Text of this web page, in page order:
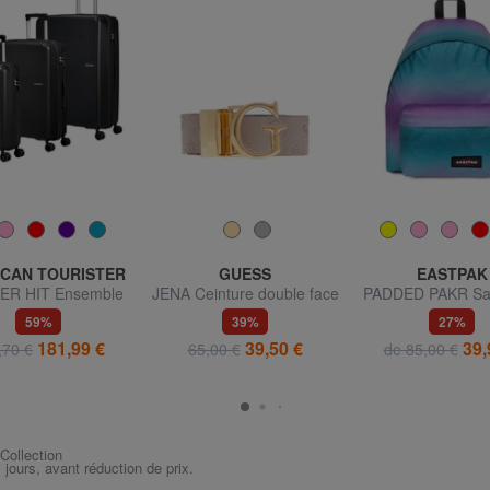
TOURISTER
HIT Ensemble
+ trolley moyen +
grand
59%
€ 181,99 €
GUESS
JENA Ceinture double face
39%
65,00 € 39,50 €
EASTPAK
PADDED PAKR
27%
de 85,00 €
avant réduction de prix.